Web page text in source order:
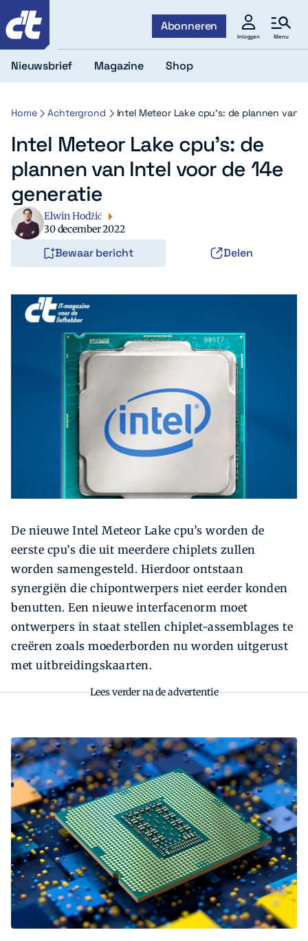
Abonneren
Inloggen Menu
Nieuwsbrief Magazine Shop
Home Achtergrond Intel Meteor Lake cpu’s: de plannen van
Intel Meteor Lake cpu’s: de
plannen van Intel voor de 14e
generatie
Elwin Hodžić
30 december 2022
Bewaar bericht Delen
De nieuwe Intel Meteor Lake cpu’s worden de
eerste cpu’s die uit meerdere chiplets zullen
worden samengesteld. Hierdoor ontstaan
synergiën die chipontwerpers niet eerder konden
benutten. Een nieuwe interfacenorm moet
ontwerpers in staat stellen chiplet-assemblages te
creëren zoals moederborden nu worden uitgerust
met uitbreidingskaarten.
Lees verder na de advertentie